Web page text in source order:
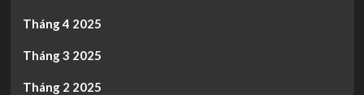
Tháng 4 2025
Tháng 3 2025
Tháng 2 2025